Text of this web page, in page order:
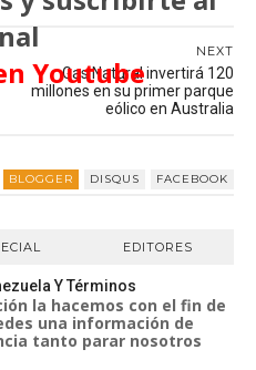
Youtube
NEXT
Gas Natural invertirá 120
millones en su primer parque
eólico en Australia
BLOGGER DISQUS FACEBOOK
EDITORES
Y Términos
la hacemos con el fin de
una información de
tanto parar nosotros